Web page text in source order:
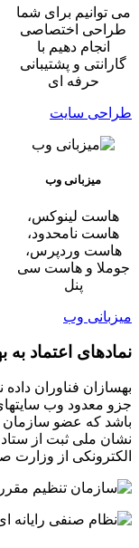
می توانیم برای شما
طراحی اختصاصی
انجام دهیم با
گارانتی و پشتیبانی
حرفه ای
طراحی سایت
میزبانی وب
هاست لینوکس،
هاست نامحدود،
هاست وردپرس،
جوملا و هاست سی
پنل
میزبانی وب
نمادهای اعتماد
جزو معدود وب
باشد که عضو سازمان
نشان ملی ثبت از
الکترونکی از